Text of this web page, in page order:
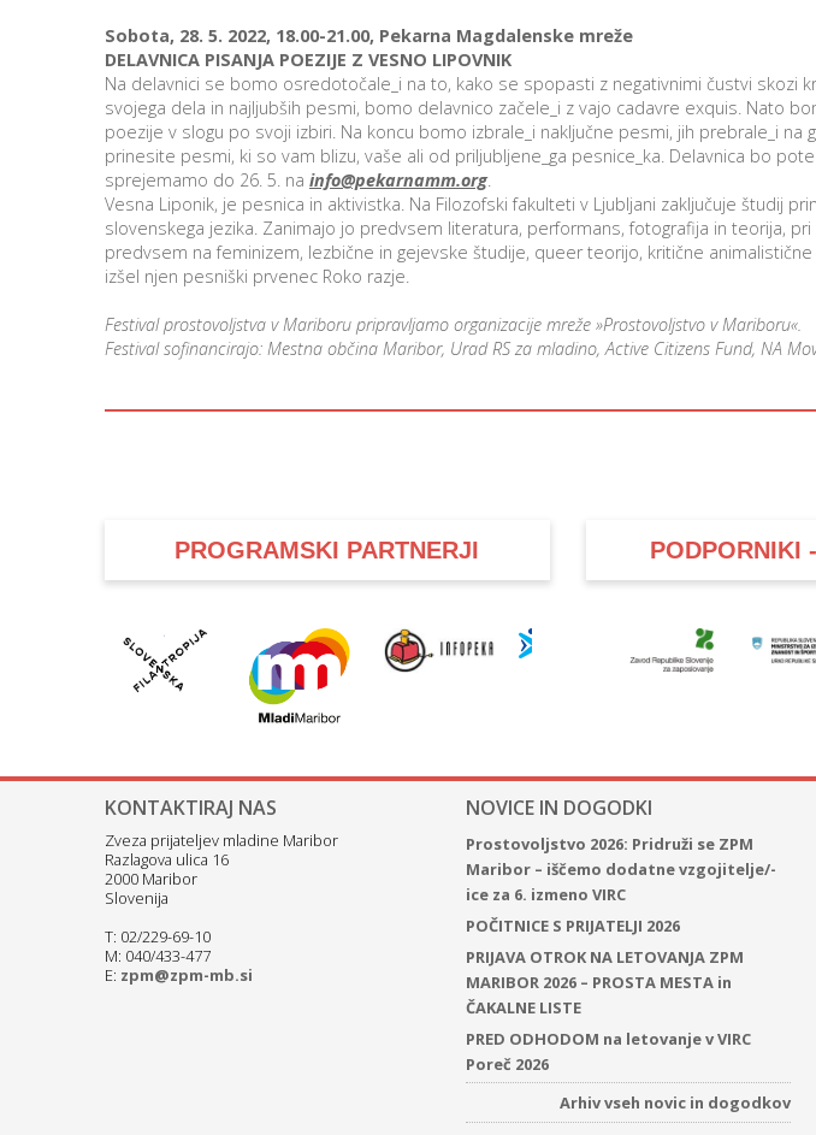
Sobota, 28. 5. 2022, 18.00-21.00, Pekarna Magdalenske mreže
DELAVNICA PISANJA POEZIJE Z VESNO LIPOVNIK
Na delavnici se bomo osredotočale_i na to, kako se spopasti z negativnimi čustvi skozi
svojega dela in najljubših pesmi, bomo delavnico začele_i z vajo cadavre exquis. Nato
poezije v slogu po svoji izbiri. Na koncu bomo izbrale_i naključne pesmi, jih prebrale_i na
prinesite pesmi, ki so vam blizu, vaše ali od priljubljene_ga pesnice_ka. Delavnica bo
sprejemamo do 26. 5. na info@pekarnamm.org.
Vesna Liponik, je pesnica in aktivistka. Na Filozofski fakulteti v Ljubljani zaključuje študij
slovenskega jezika. Zanimajo jo predvsem literatura, performans, fotografija in teorija,
predvsem na feminizem, lezbične in gejevske študije, queer teorijo, kritične
izšel njen pesniški prvenec Roko razje.
Festival prostovoljstva v Mariboru pripravljamo organizacije mreže »Prostovoljstvo v Mariboru«.
Festival sofinancirajo: Mestna občina Maribor, Urad RS za mladino, Active Citizens Fund, NA
PROGRAMSKI PARTNERJI PODPORNIKI
KONTAKTIRAJ NAS
Zveza prijateljev mladine Maribor
Razlagova ulica 16
2000 Maribor
Slovenija
T: 02/229-69-10
M: 040/433-477
E: zpm@zpm-mb.si
NOVICE IN DOGODKI
Prostovoljstvo 2026: Pridruži se ZPM
Maribor – iščemo dodatne vzgojitelje/-
ice za 6. izmeno VIRC
POČITNICE S PRIJATELJI 2026
PRIJAVA OTROK NA LETOVANJA ZPM
MARIBOR 2026 – PROSTA MESTA in
ČAKALNE LISTE
PRED ODHODOM na letovanje v VIRC
Poreč 2026
Arhiv vseh novic in dogodkov